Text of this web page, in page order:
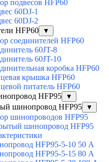
подвесов HFP60
60DJ-1
60DJ-2
HFP60
▼
соединителей HFP60
60JT-8
60JT-10
коробка HFP60
крышка HFP60
питатель HFP60
HFP95
▼
шинопровод HFP95 ▼
шинопроводов HFP95
шинопровод HFP95
HFP95-5-10 50 А
HFP95-5-15 80 А